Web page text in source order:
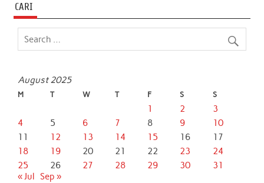
CARI
August 2025
M T W T F S S
1 2
3
4
5 6 7 8 9
10
11
12 13 14 15 16
17
18
19 20 21 22 23
24
25
26 27 28 29 30
31
« Jul Sep »